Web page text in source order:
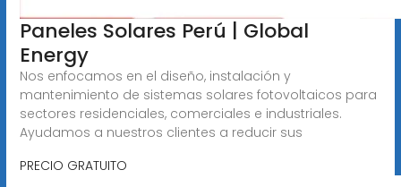
Paneles Solares Perú | Global
Energy
Nos enfocamos en el diseño, instalación y
mantenimiento de sistemas solares fotovoltaicos para
sectores residenciales, comerciales e industriales.
Ayudamos a nuestros clientes a reducir sus
PRECIO GRATUITO